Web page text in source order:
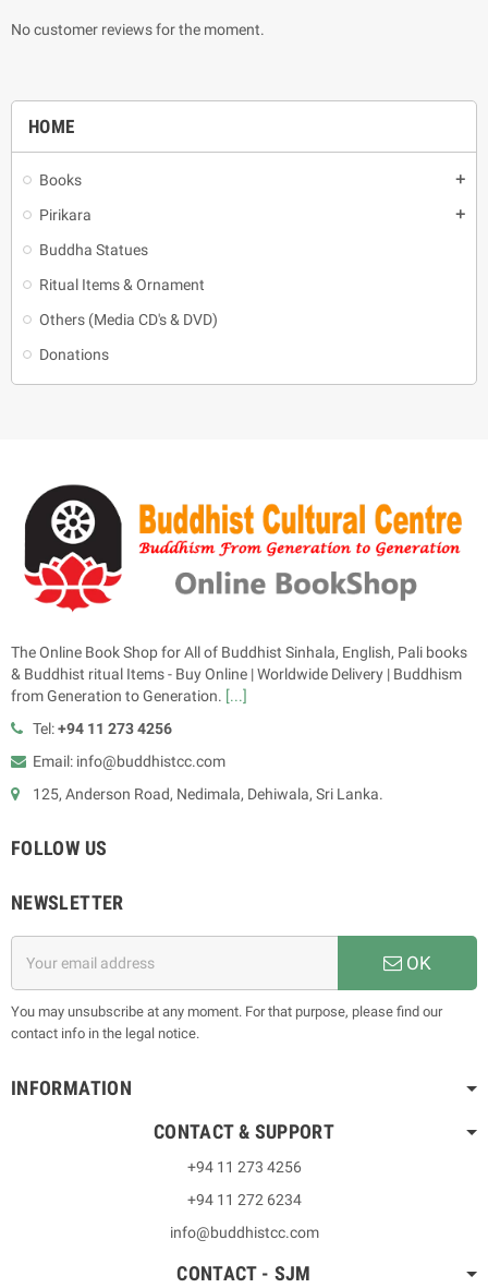
HOME
Books add
Pirikara add
Buddha Statues
Ritual Items & Ornament
Others (Media CD's & DVD)
Donations
No customer reviews for the moment.
The Online Book Shop for All of Buddhist Sinhala, English, Pali books
& Buddhist ritual Items - Buy Online | Worldwide Delivery | Buddhism
from Generation to Generation. [...]
Tel:+94 11 273 4256
Email: info@buddhistcc.com
125, Anderson Road, Nedimala, Dehiwala, Sri Lanka.
FOLLOW US
NEWSLETTER
OK
You may unsubscribe at any moment. For that purpose, please find our
contact info in the legal notice.
INFORMATION
CONTACT & SUPPORT
+94 11 273 4256
+94 11 272 6234
info@buddhistcc.com
CONTACT - SJM